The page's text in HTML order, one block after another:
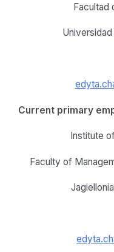
Facultad
Current primary
Institute
Faculty of